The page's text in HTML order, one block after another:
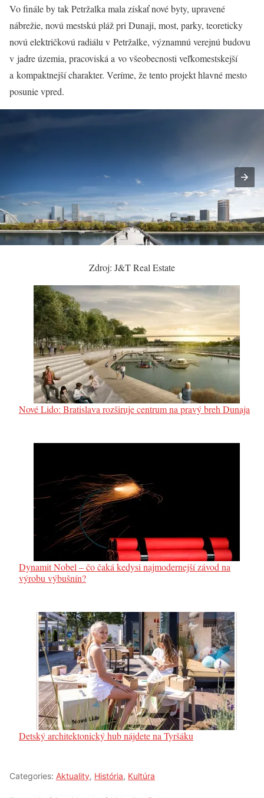
Vo finále by tak Petržalka mala získať nové byty, upravené
nábrežie, novú mestskú pláž pri Dunaji, most, parky, teoreticky
novú električkovú radiálu v Petržalke, významnú verejnú budovu
v jadre územia, pracoviská a vo všeobecnosti veľkomestskejší
a kompaktnejší charakter. Veríme, že tento projekt hlavné mesto
posunie vpred.
Zdroj: J&T Real Estate
Nové Lido: Bratislava rozširuje centrum na pravý breh Dunaja
Dynamit Nobel – čo čaká kedysi najmodernejší závod na
výrobu výbušnín?
Detský architektonický hub nájdete na Tyršáku
Categories: Aktuality, História, Kultúra